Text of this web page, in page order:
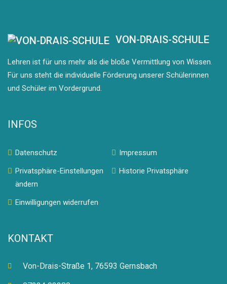
VON-DRAIS-SCHULE
Lehren ist für uns mehr als die bloße Vermittlung von Wissen.
Für uns steht die individuelle Förderung unserer Schülerinnen
und Schüler im Vordergrund.
INFOS
Datenschutz
Impressum
Privatsphäre-Einstellungen
ändern
Historie Privatsphäre
Einwilligungen widerrufen
KONTAKT
Von-Drais-Straße 1, 76593 Gernsbach